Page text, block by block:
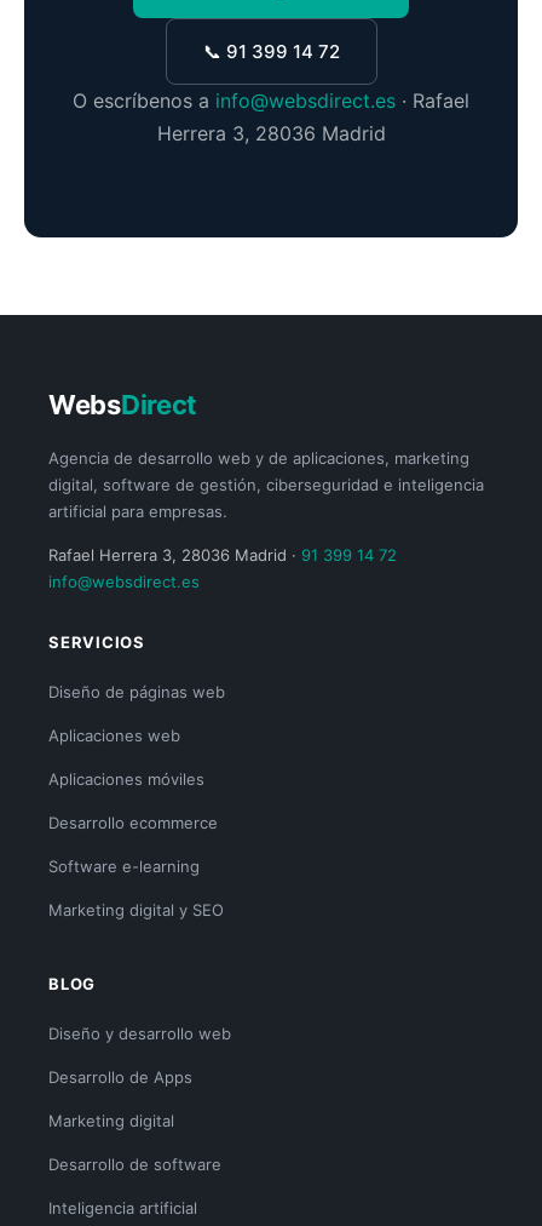
📞 91 399 14 72
O escríbenos a info@websdirect.es · Rafael
Herrera 3, 28036 Madrid
WebsDirect
Agencia de desarrollo web y de aplicaciones, marketing
digital, software de gestión, ciberseguridad e inteligencia
artificial para empresas.
Rafael Herrera 3, 28036 Madrid · 91 399 14 72
info@websdirect.es
SERVICIOS
Diseño de páginas web
Aplicaciones web
Aplicaciones móviles
Desarrollo ecommerce
Software e-learning
Marketing digital y SEO
BLOG
Diseño y desarrollo web
Desarrollo de Apps
Marketing digital
Desarrollo de software
Inteligencia artificial